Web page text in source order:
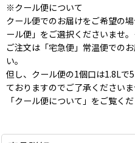
※クール便について
クール便でのお届けをご希望の
ール便」をご選択くださいませ
ご注文は「宅急便」常温便での
い。
但し、クール便の1個口は1.8Lで
ておりますのでご了承ください
「クール便について」をご覧くだ